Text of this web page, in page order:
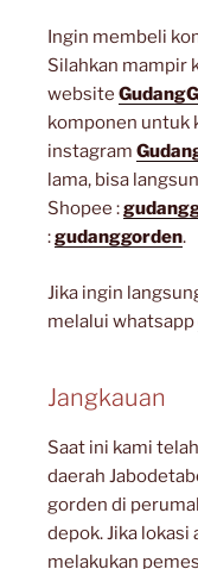
Ingin membeli
Silahkan mampir
website
komponen untuk
instagram
lama, bisa
Shopee :
:gudanggorden.
Jika ingin
melalui whatsapp
Jangkauan
Saat ini kami
daerah
gorden di
depok. Jika lokasi
melakukan